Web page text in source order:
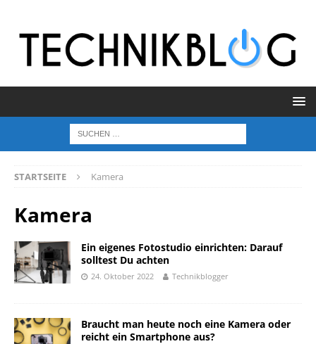
STARTSEITE Kamera
Kamera
Ein eigenes Fotostudio einrichten: Darauf
solltest Du achten
24. Oktober 2022 Technikblogger
Braucht man heute noch eine Kamera oder
reicht ein Smartphone aus?